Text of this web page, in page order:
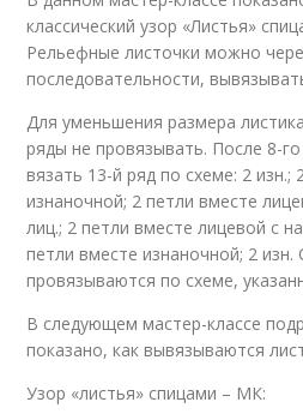
классический узор «Листья»
Рельефные листочки можно
последовательности,
Для уменьшения размера
ряды не провязывать. После 8-
вязать 13-й ряд по схеме: 2 изн.;
изнаночной; 2 петли вместе
лиц.; 2 петли вместе лицевой с
петли вместе изнаночной; 2
провязываются по схеме,
В следующем мастер-классе
показано, как вывязываются
Узор «листья» спицами – МК: